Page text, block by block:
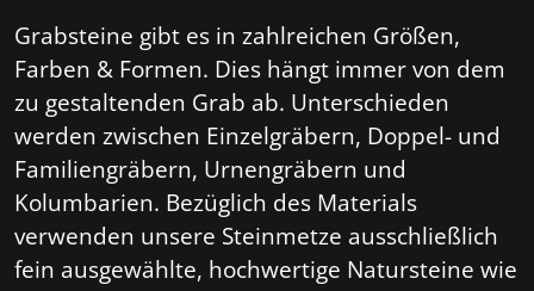
Grabsteine gibt es in zahlreichen Größen,
Farben & Formen. Dies hängt immer von dem
zu gestaltenden Grab ab. Unterschieden
werden zwischen Einzelgräbern, Doppel- und
Familiengräbern, Urnengräbern und
Kolumbarien. Bezüglich des Materials
verwenden unsere Steinmetze ausschließlich
fein ausgewählte, hochwertige Natursteine wie